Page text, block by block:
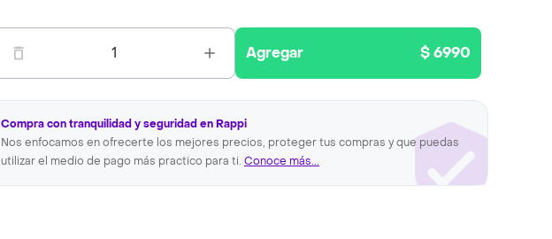
1 Agregar $ 6990
Compra con tranquilidad y seguridad en Rappi
Nos enfocamos en ofrecerte los mejores precios, proteger tus compras y que puedas
utilizar el medio de pago más practico para ti. Conoce más...